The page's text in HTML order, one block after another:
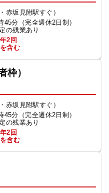
赤坂見附駅すぐ）
45分（完全週休2日制）
の残業あり
2回
含む
枠）
赤坂見附駅すぐ）
45分（完全週休2日制）
の残業あり
2回
含む